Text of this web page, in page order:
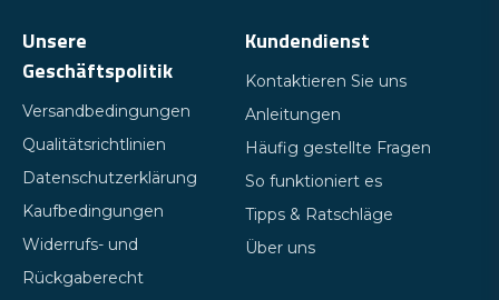
Unsere
Geschäftspolitik
Versandbedingungen
Qualitätsrichtlinien
Datenschutzerklärung
Kaufbedingungen
Widerrufs- und
Rückgaberecht
Kundendienst
Kontaktieren Sie uns
Anleitungen
Häufig gestellte Fragen
So funktioniert es
Tipps & Ratschläge
Über uns